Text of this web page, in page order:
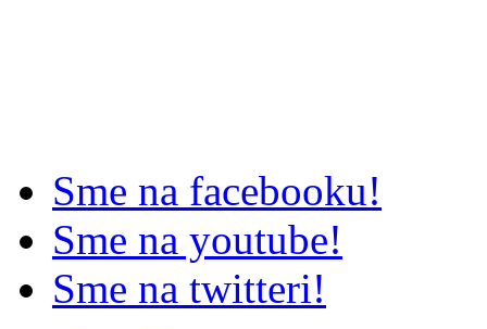
Sme na facebooku!
Sme na youtube!
Sme na twitteri!